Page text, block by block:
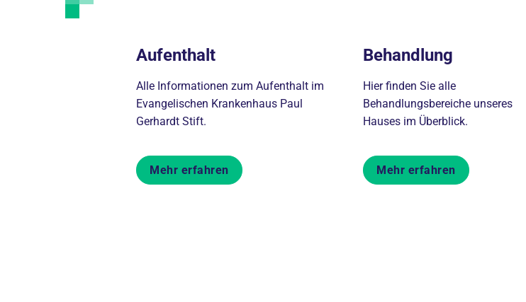
Aufenthalt
Alle Informationen zum Aufenthalt im
Evangelischen Krankenhaus Paul
Gerhardt Stift.
Mehr erfahren
Behandlung
Hier finden Sie alle
Behandlungsbereiche unseres
Hauses im Überblick.
Mehr erfahren